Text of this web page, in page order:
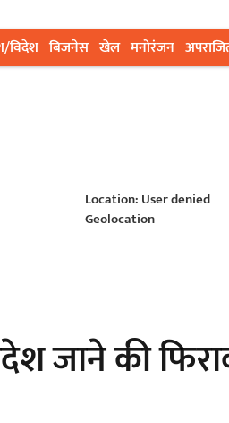
विदेश बिजनेस खेल मनोरंजन
Location: User denied
Geolocation
जाने की